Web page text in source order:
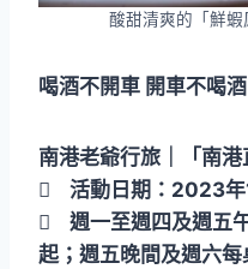
酸甜清爽的「鮮蝦
喝酒不開車 開車不喝酒
南港老爺行旅｜「南
 活動日期：2023年
 週一至週四及週五
起；週五晚間及週六